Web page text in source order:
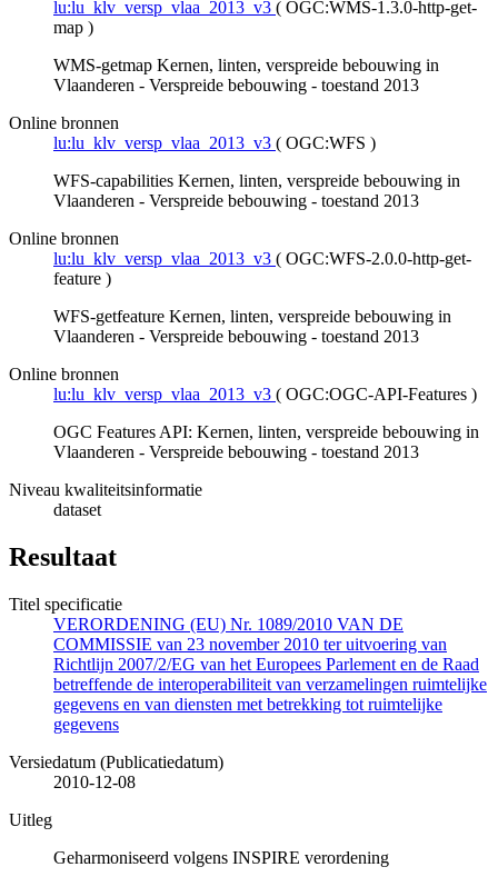
lu:lu_klv_versp_vlaa_2013_v3 ( OGC:WMS-1.3.0-http-get-
map )
WMS-getmap Kernen, linten, verspreide bebouwing in
Vlaanderen - Verspreide bebouwing - toestand 2013
Online bronnen
lu:lu_klv_versp_vlaa_2013_v3 ( OGC:WFS )
WFS-capabilities Kernen, linten, verspreide bebouwing in
Vlaanderen - Verspreide bebouwing - toestand 2013
Online bronnen
lu:lu_klv_versp_vlaa_2013_v3 ( OGC:WFS-2.0.0-http-get-
feature )
WFS-getfeature Kernen, linten, verspreide bebouwing in
Vlaanderen - Verspreide bebouwing - toestand 2013
Online bronnen
lu:lu_klv_versp_vlaa_2013_v3 ( OGC:OGC-API-Features )
OGC Features API: Kernen, linten, verspreide bebouwing in
Vlaanderen - Verspreide bebouwing - toestand 2013
Niveau kwaliteitsinformatie
dataset
Resultaat
Titel specificatie
VERORDENING (EU) Nr. 1089/2010 VAN DE
COMMISSIE van 23 november 2010 ter uitvoering van
Richtlijn 2007/2/EG van het Europees Parlement en de Raad
betreffende de interoperabiliteit van verzamelingen ruimtelijke
gegevens en van diensten met betrekking tot ruimtelijke
gegevens
Versiedatum (Publicatiedatum)
2010-12-08
Uitleg
Geharmoniseerd volgens INSPIRE verordening